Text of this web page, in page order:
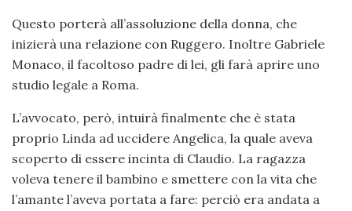
Questo porterà all’assoluzione della donna, che
inizierà una relazione con Ruggero. Inoltre Gabriele
Monaco, il facoltoso padre di lei, gli farà aprire uno
studio legale a Roma.
L’avvocato, però, intuirà finalmente che è stata
proprio Linda ad uccidere Angelica, la quale aveva
scoperto di essere incinta di Claudio. La ragazza
voleva tenere il bambino e smettere con la vita che
l’amante l’aveva portata a fare: perciò era andata a